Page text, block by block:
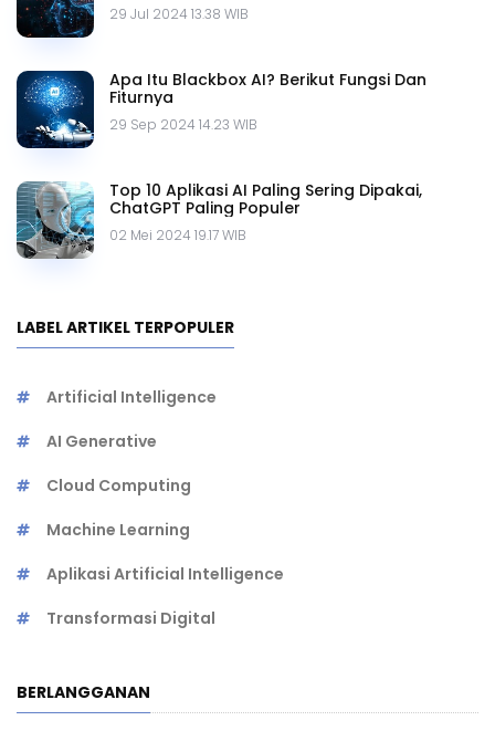
29 Jul 2024 13.38 WIB
Apa Itu Blackbox AI? Berikut Fungsi Dan
Fiturnya
29 Sep 2024 14.23 WIB
Top 10 Aplikasi AI Paling Sering Dipakai,
ChatGPT Paling Populer
02 Mei 2024 19.17 WIB
LABEL ARTIKEL TERPOPULER
Artificial Intelligence
AI Generative
Cloud Computing
Machine Learning
Aplikasi Artificial Intelligence
Transformasi Digital
BERLANGGANAN